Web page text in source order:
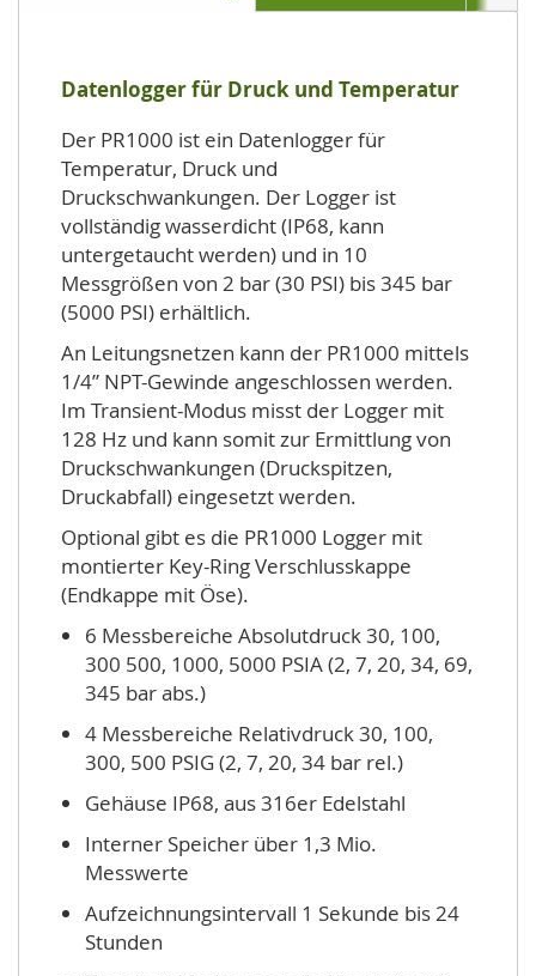
Datenlogger für Druck und Temperatur
Der PR1000 ist ein Datenlogger für
Temperatur, Druck und
Druckschwankungen. Der Logger ist
vollständig wasserdicht (IP68, kann
untergetaucht werden) und in 10
Messgrößen von 2 bar (30 PSI) bis 345 bar
(5000 PSI) erhältlich.
An Leitungsnetzen kann der PR1000 mittels
1/4” NPT-Gewinde angeschlossen werden.
Im Transient-Modus misst der Logger mit
128 Hz und kann somit zur Ermittlung von
Druckschwankungen (Druckspitzen,
Druckabfall) eingesetzt werden.
Optional gibt es die PR1000 Logger mit
montierter Key-Ring Verschlusskappe
(Endkappe mit Öse).
6 Messbereiche Absolutdruck 30, 100,
300 500, 1000, 5000 PSIA (2, 7, 20, 34, 69,
345 bar abs.)
4 Messbereiche Relativdruck 30, 100,
300, 500 PSIG (2, 7, 20, 34 bar rel.)
Gehäuse IP68, aus 316er Edelstahl
Interner Speicher über 1,3 Mio.
Messwerte
Aufzeichnungsintervall 1 Sekunde bis 24
Stunden